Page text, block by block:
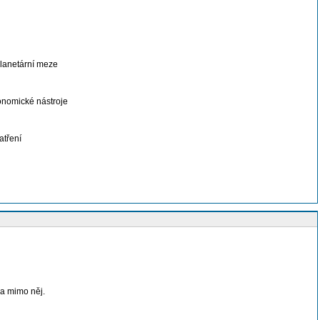
meze
nástroje
mimo něj.